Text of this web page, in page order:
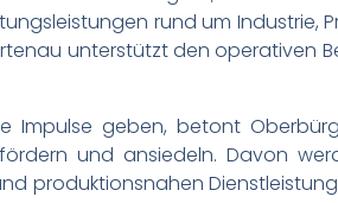
rund um Industrie,
unterstützt den operativen
Impulse geben, betont
und ansiedeln. Davon
produktionsnahen